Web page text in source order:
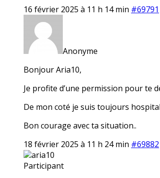
16 février 2025 à 11 h 14 min #69791
Anonyme
Bonjour Aria10,
Je profite d’une permission pour te
De mon coté je suis toujours
Bon courage avec ta situation..
18 février 2025 à 11 h 24 min #69882
aria10
Participant